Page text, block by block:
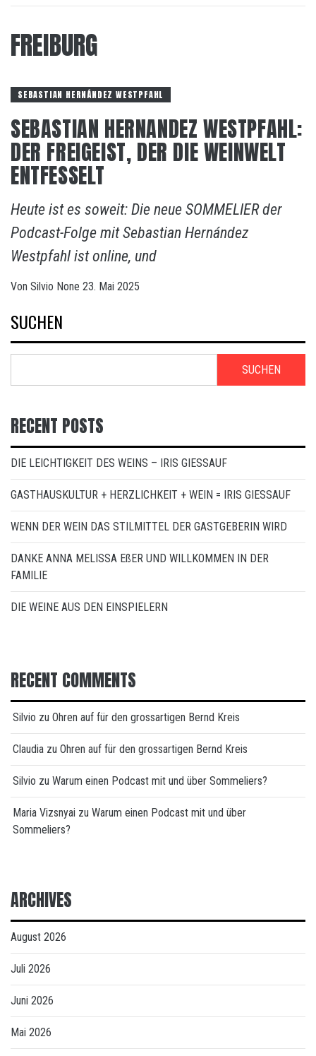
FREIBURG
SEBASTIAN HERNÁNDEZ WESTPFAHL
SEBASTIAN HERNANDEZ WESTPFAHL:
DER FREIGEIST, DER DIE WEINWELT
ENTFESSELT
Heute ist es soweit: Die neue SOMMELIER der
Podcast-Folge mit Sebastian Hernández
Westpfahl ist online, und
Von Silvio None 23. Mai 2025
SUCHEN
SUCHEN
RECENT POSTS
DIE LEICHTIGKEIT DES WEINS – IRIS GIESSAUF
GASTHAUSKULTUR + HERZLICHKEIT + WEIN = IRIS GIESSAUF
WENN DER WEIN DAS STILMITTEL DER GASTGEBERIN WIRD
DANKE ANNA MELISSA EßER UND WILLKOMMEN IN DER
FAMILIE
DIE WEINE AUS DEN EINSPIELERN
RECENT COMMENTS
Silvio zu Ohren auf für den grossartigen Bernd Kreis
Claudia zu Ohren auf für den grossartigen Bernd Kreis
Silvio zu Warum einen Podcast mit und über Sommeliers?
Maria Vizsnyai zu Warum einen Podcast mit und über
Sommeliers?
ARCHIVES
August 2026
Juli 2026
Juni 2026
Mai 2026